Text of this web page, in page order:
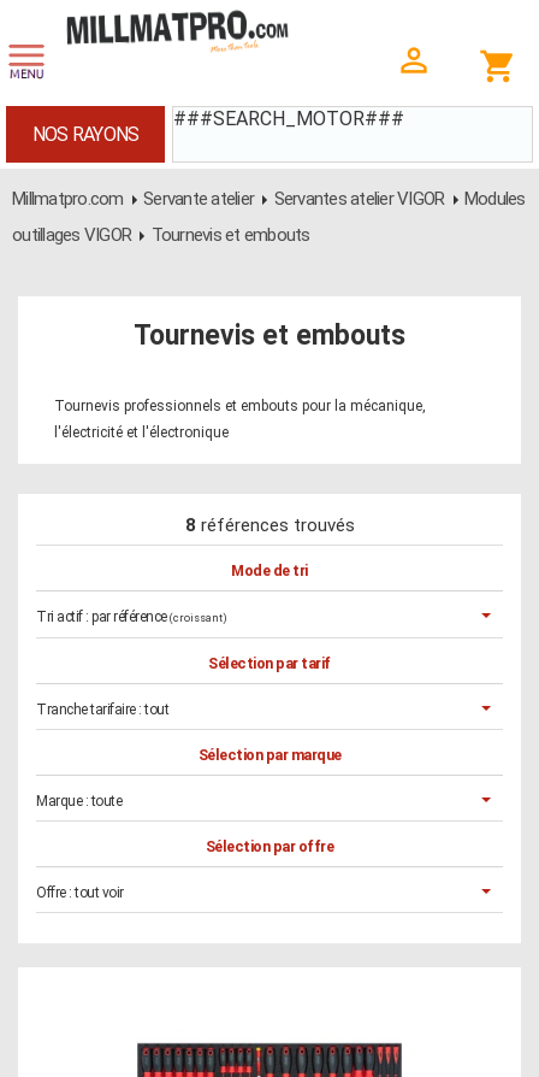
###SEARCH_MOTOR###
NOS RAYONS
Millmatpro.com Servante atelier Servantes atelier VIGOR
Modules
outillages VIGOR
Tournevis et embouts
Tournevis et embouts
Tournevis professionnels et embouts pour la mécanique,
l'électricité et l'électronique
8 références trouvés
Mode de tri
Tri actif : par référence (croissant)
Sélection par tarif
Tranche tarifaire :tout
Sélection par marque
Marque :toute
Sélection par offre
Offre :tout voir